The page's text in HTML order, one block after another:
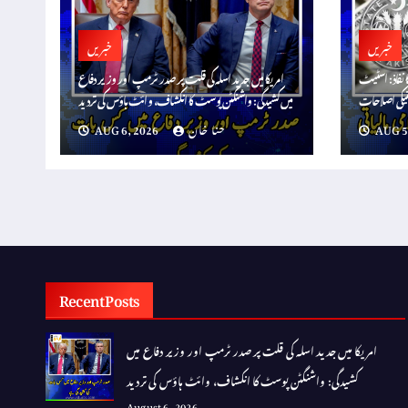
خبریں
امریکا میں جدید اسلہ کی قلت پر صدر ٹرمپ اور وزیر دفاع
میں کشیدگی: واشنگٹن پوسٹ کا انکشاف، وائٹ ہاؤس کی تردید
AUG 6, 2026
حنا خان
خبریں
نفاذ: اسٹیٹ
AUG
Recent Posts
امریکا میں جدید اسلہ کی قلت پر صدر ٹرمپ اور وزیر دفاع میں
کشیدگی: واشنگٹن پوسٹ کا انکشاف، وائٹ ہاؤس کی تردید